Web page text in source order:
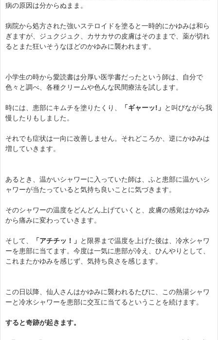
病の原因は分からぬまま。
病院から処方された強いステロイドを塗ると一時的にかゆみは和ら
ぎますが、ジュクジュク、カサカサの皮膚はそのままで、薬が切れ
るとまた狂いそうなほどのかゆみに襲われます。
小学生の時から愛読書は分厚い医学書だったという師は、自分で
色々と調べ、各種クリームや色んな民間療法を試します。
時には、患部にキムチを塗りたくり、 「ギャーッ!」 と叫びながら我
慢したりもしました。
それでも症状は一向に改善しません。それどころか、逆にかゆみは
増していきます。
あるとき、温かいシャワーに入っていた師は、ふと患部に温かいシ
ャワーが当たっていると気持ち良いことに気づきます。
そのシャワーの温度をどんどん上げていくと、皮膚の感覚はかゆみ
から痛みに変わっていきます。
そして、 「アチチッ！」 と限界まで温度を上げた後は、冷水シャワ
ーを患部に当てます。今度は一気に患部が冷え、ひんやりとして、
これまたかゆみを感じず、気持ち良さを感じます。
この日以降、仙人さんはかゆみに襲われるたびに、この熱湯シャワ
ーと冷水シャワーを患部に交互に当てるということを続けます。
すると奇跡が起きます。